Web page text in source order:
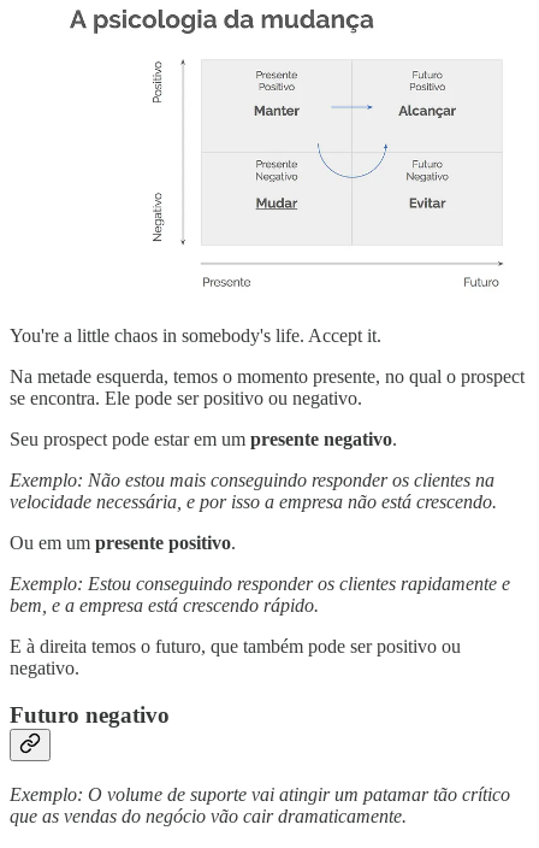
You're a little chaos in somebody's life. Accept it.
Na metade esquerda, temos o momento presente, no qual o prospect
se encontra. Ele pode ser positivo ou negativo.
Seu prospect pode estar em um presente negativo.
Exemplo: Não estou mais conseguindo responder os clientes na
velocidade necessária, e por isso a empresa não está crescendo.
Ou em um presente positivo.
Exemplo: Estou conseguindo responder os clientes rapidamente e
bem, e a empresa está crescendo rápido.
E à direita temos o futuro, que também pode ser positivo ou
negativo.
Futuro negativo
Exemplo: O volume de suporte vai atingir um patamar tão crítico
que as vendas do negócio vão cair dramaticamente.